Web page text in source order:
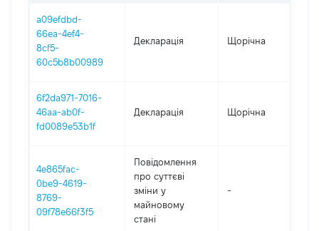
a09efdbd-
66ea-4ef4-
8cf5-
60c5b8b00989
Декларація Щорічна
6f2da971-7016-
46aa-ab0f-
fd0089e53b1f
Декларація Щорічна
4e865fac-
0be9-4619-
8769-
09f78e66f3f5
Повідомлення
про суттєві
зміни y
майновому
стані
-